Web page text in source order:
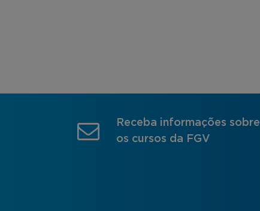
Receba informações sobre
os cursos da FGV